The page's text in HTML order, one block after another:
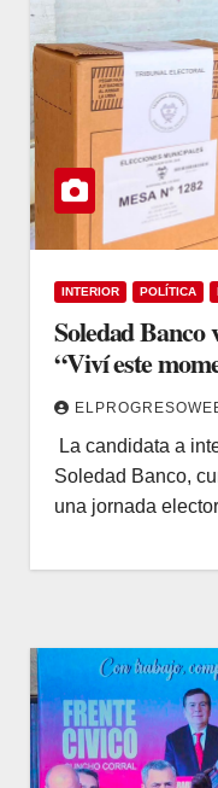
INTERIOR POLÍTICA
Soledad Banco
“Viví este
La candidata a
Soledad Banco,
una jornada